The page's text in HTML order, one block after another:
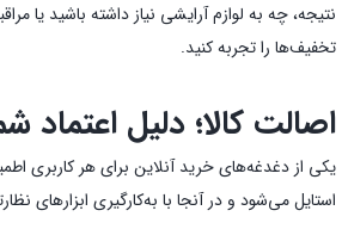
نتیجه، چه به لوازم آرایشی نیاز داشته باشید
تخفیف‌ها را تجربه کنید.
اصالت کالا؛ دلیل اعتماد
یکی از دغدغه‌های خرید آنلاین برای هر کاربری
استایل می‌شود و در آنجا با به‌کارگیری